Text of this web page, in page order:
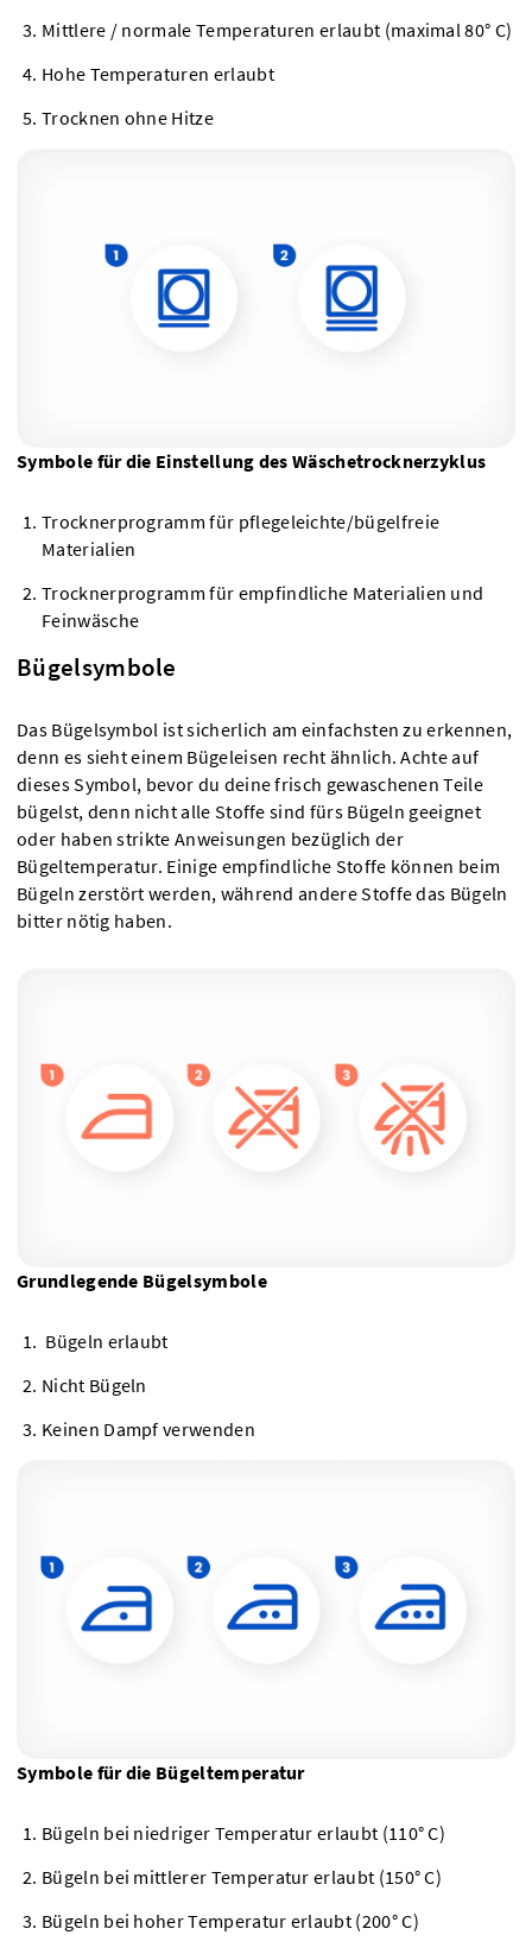
Mittlere / normale Temperaturen erlaubt (maximal 80° C)
Hohe Temperaturen erlaubt
Trocknen ohne Hitze
Symbole für die Einstellung des Wäschetrocknerzyklus
Trocknerprogramm für pflegeleichte/bügelfreie
Materialien
Trocknerprogramm für empfindliche Materialien und
Feinwäsche
Bügelsymbole
Das Bügelsymbol ist sicherlich am einfachsten zu erkennen,
denn es sieht einem Bügeleisen recht ähnlich. Achte auf
dieses Symbol, bevor du deine frisch gewaschenen Teile
bügelst, denn nicht alle Stoffe sind fürs Bügeln geeignet
oder haben strikte Anweisungen bezüglich der
Bügeltemperatur. Einige empfindliche Stoffe können beim
Bügeln zerstört werden, während andere Stoffe das Bügeln
bitter nötig haben.
Grundlegende Bügelsymbole
Bügeln erlaubt
Nicht Bügeln
Keinen Dampf verwenden
Symbole für die Bügeltemperatur
Bügeln bei niedriger Temperatur erlaubt (110° C)
Bügeln bei mittlerer Temperatur erlaubt (150° C)
Bügeln bei hoher Temperatur erlaubt (200° C)